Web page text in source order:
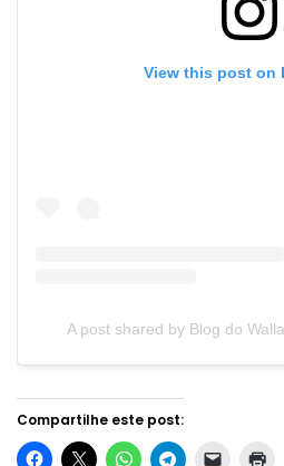
View this post on
A post shared by Blog do
Compartilhe este post: